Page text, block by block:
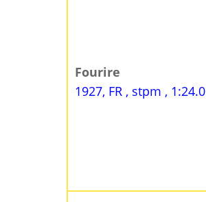
Fourire
1927, FR , stpm , 1:24.0